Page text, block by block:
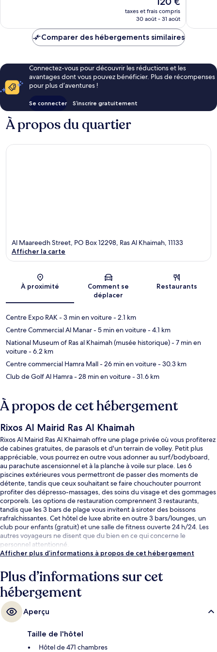
nouveau
prix
de
taxes et frais compris
30 août - 31 août
Comparer des hébergements similaires
Connectez-vous pour découvrir les réductions et les
avantages dont vous pouvez bénéficier. Plus de récompenses
pour plus d’aventures !
Se connecter S’inscrire gratuitement
À propos du quartier
Carte
Al Maareedh Street, PO Box 12298, Ras Al Khaimah, 11133
Afficher la carte
À proximité
Comment se
déplacer
Restaurants
Centre Expo RAK- 3 min en voiture- 2.1 km
Centre Commercial Al Manar- 5 min en voiture- 4.1 km
National Museum of Ras al Khaimah (musée historique)- 7 min en
voiture- 6.2 km
Centre commercial Hamra Mall- 26 min en voiture- 30.3 km
Club de Golf Al Hamra- 28 min en voiture- 31.6 km
À propos de cet hébergement
Rixos Al Mairid Ras Al Khaimah
Rixos Al Mairid Ras Al Khaimah offre une plage privée où vous profiterez
de cabines gratuites, de parasols et d'un terrain de volley. Petit plus
appréciable, vous pourrez en outre vous adonner au surf/bodyboard,
au parachute ascensionnel et à la planche à voile sur place. Les 6
piscines extérieures vous permettront de passer des moments de
détente, tandis que ceux souhaitant se faire chouchouter pourront
profiter des dépresso-massages, des soins du visage et des gommages
corporels. Les options de restauration comprennent 3 restaurants,
tandis que les 3 bars de plage vous invitent à siroter des boissons
rafraîchissantes. Cet hôtel de luxe abrite en outre 3 bars/lounges, un
club pour enfants (gratuit) et une salle de fitness ouverte 24 h/24. Les
autres voyageurs ne disent que du bien en ce qui concerne le
personnel attentionné.
Afficher plus d’informations à propos de cet hébergement
Plus d’informations sur cet
hébergement
Aperçu
Taille de l'hôtel
Hôtel de 471 chambres